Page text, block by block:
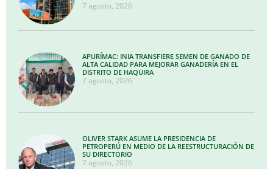
7 agosto, 2026
APURÍMAC: INIA TRANSFIERE SEMEN DE GANADO DE
ALTA CALIDAD PARA MEJORAR GANADERÍA EN EL
DISTRITO DE HAQUIRA
7 agosto, 2026
OLIVER STARK ASUME LA PRESIDENCIA DE
PETROPERÚ EN MEDIO DE LA REESTRUCTURACIÓN DE
SU DIRECTORIO
7 agosto, 2026